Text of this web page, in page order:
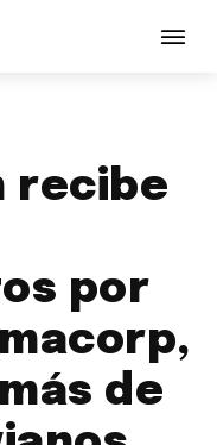
recibe
por
de